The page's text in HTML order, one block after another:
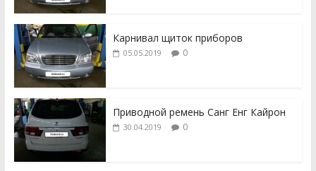
Карнивал щиток приборов
05.05.2019 0
Приводной ремень Санг Енг Кайрон
30.04.2019 0